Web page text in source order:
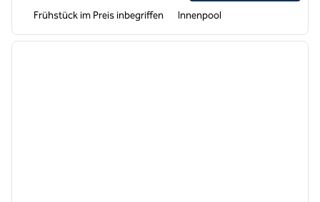
Frühstück im Preis inbegriffen Innenpool
1 von 9